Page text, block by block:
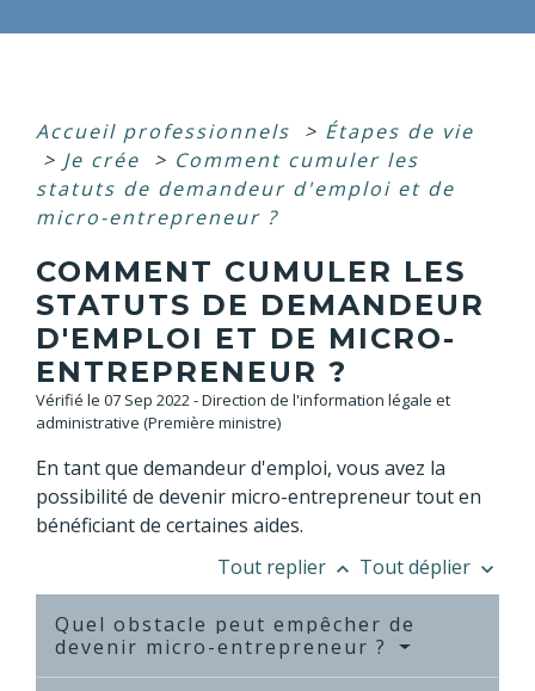
Accueil professionnels > Étapes de vie
> Je crée > Comment cumuler les
statuts de demandeur d'emploi et de
micro-entrepreneur ?
COMMENT CUMULER LES
STATUTS DE DEMANDEUR
D'EMPLOI ET DE MICRO-
ENTREPRENEUR ?
Vérifié le 07 Sep 2022 - Direction de l'information légale et
administrative (Première ministre)
En tant que demandeur d'emploi, vous avez la
possibilité de devenir micro-entrepreneur tout en
bénéficiant de certaines aides.
Tout replier keyboard_arrow_up Tout déplier keyboard_arrow_down
Quel obstacle peut empêcher de
devenir micro-entrepreneur ?